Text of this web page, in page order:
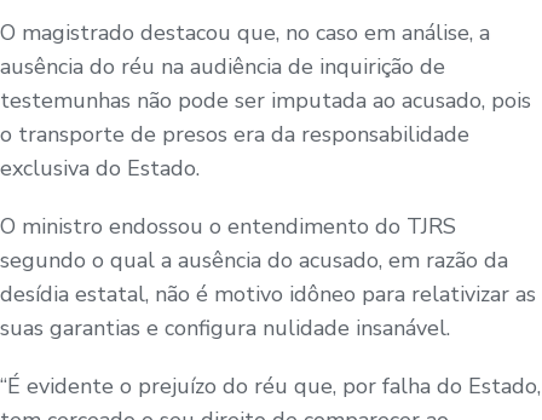
O magistrado destacou que, no caso em análise, a
ausência do réu na audiência de inquirição de
testemunhas não pode ser imputada ao acusado, pois
o transporte de presos era da responsabilidade
exclusiva do Estado.
O ministro endossou o entendimento do TJRS
segundo o qual a ausência do acusado, em razão da
desídia estatal, não é motivo idôneo para relativizar as
suas garantias e configura nulidade insanável.
“É evidente o prejuízo do réu que, por falha do Estado,